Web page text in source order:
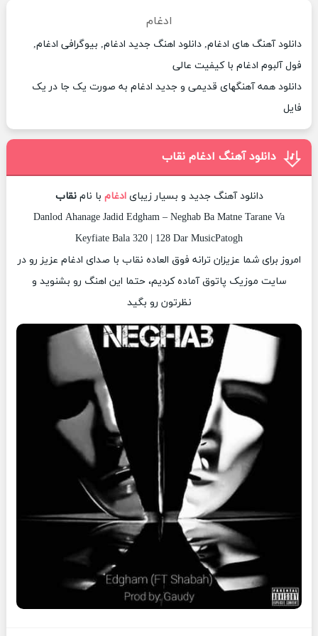
ادغام
دانلود آهنگ های ادغام, دانلود اهنگ جدید ادغام, بیوگرافی ادغام,
فول آلبوم ادغام با کیفیت عالی
دانلود همه آهنگهای قدیمی و جدید ادغام به صورت یک جا در یک
فایل
دانلود آهنگ ادغام نقاب
دانلود آهنگ جدید و بسیار زیبایادغام با نامنقاب
Danlod Ahanage Jadid Edgham – Neghab Ba Matne Tarane Va
Keyfiate Bala 320 | 128 Dar MusicPatogh
امروز برای شما عزیزان ترانه فوق العاده نقاب با صدای ادغام عزیز رو در
سایت موزیک پاتوق آماده کردیم، حتما این اهنگ رو بشنوید و
نظرتون رو بگید